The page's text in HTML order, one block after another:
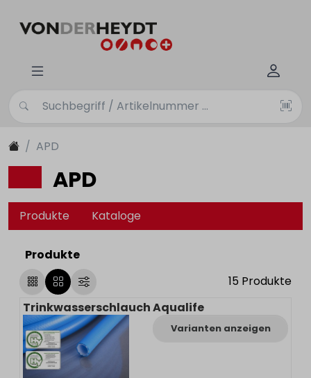
APD
APD
Produkte Kataloge
Produkte
15 Produkte
Trinkwasserschlauch Aqualife
Varianten anzeigen